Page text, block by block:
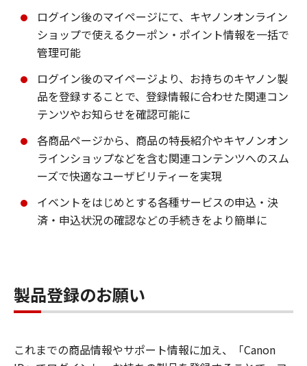
ログイン後のマイページにて、キヤノンオンライン
ショップで使えるクーポン・ポイント情報を一括で
管理可能
ログイン後のマイページより、お持ちのキヤノン製
品を登録することで、登録情報に合わせた関連コン
テンツやお知らせを確認可能に
各商品ページから、商品の特長紹介やキヤノンオン
ラインショップなどを含む関連コンテンツへのスム
ーズで快適なユーザビリティーを実現
イベントをはじめとする各種サービスの申込・決
済・申込状況の確認などの手続きをより簡単に
製品登録のお願い
これまでの商品情報やサポート情報に加え、「Canon